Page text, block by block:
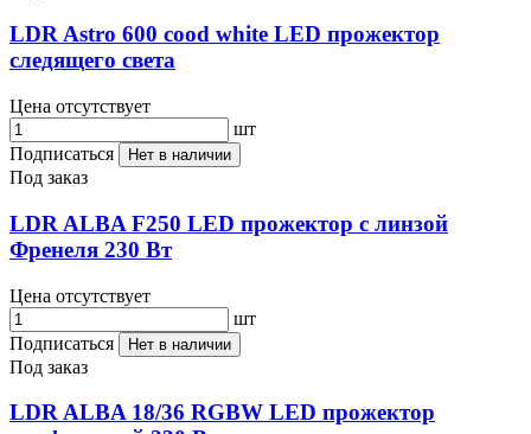
LDR Astro 600 cood white LED прожектор
следящего света
Цена отсутствует
шт
Подписаться
Нет в наличии
Под заказ
LDR ALBA F250 LED прожектор с линзой
Френеля 230 Вт
Цена отсутствует
шт
Подписаться
Нет в наличии
Под заказ
LDR ALBA 18/36 RGBW LED прожектор